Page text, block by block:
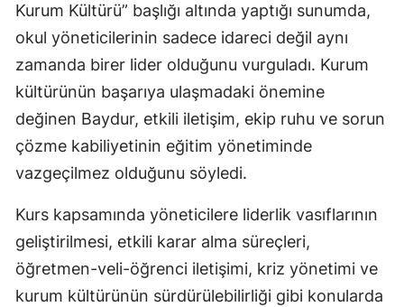
Kurum Kültürü” başlığı altında yaptığı sunumda,
okul yöneticilerinin sadece idareci değil aynı
zamanda birer lider olduğunu vurguladı. Kurum
kültürünün başarıya ulaşmadaki önemine
değinen Baydur, etkili iletişim, ekip ruhu ve sorun
çözme kabiliyetinin eğitim yönetiminde
vazgeçilmez olduğunu söyledi.
Kurs kapsamında yöneticilere liderlik vasıflarının
geliştirilmesi, etkili karar alma süreçleri,
öğretmen-veli-öğrenci iletişimi, kriz yönetimi ve
kurum kültürünün sürdürülebilirliği gibi konularda